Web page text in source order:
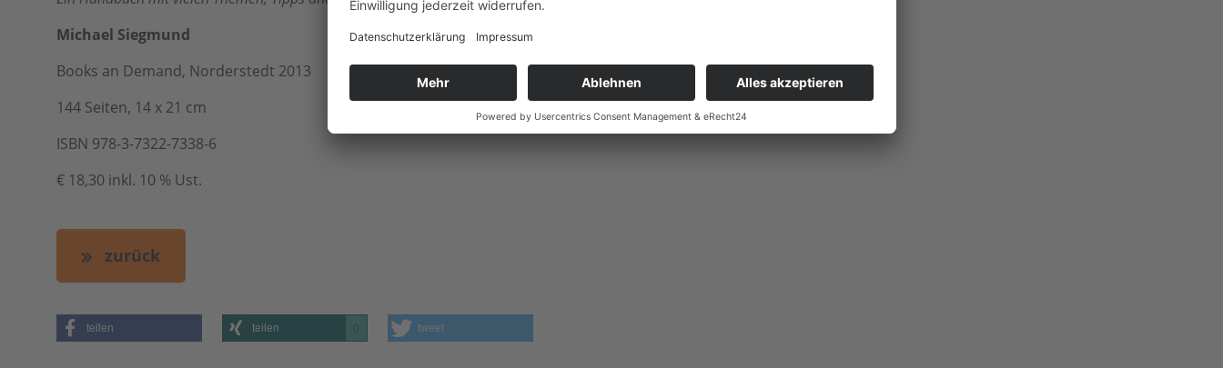
Michael Siegmund
Books an Demand, Norderstedt 2013
144 Seiten, 14 x 21 cm
ISBN 978-3-7322-7338-6
€ 18,30 inkl. 10 % Ust.
zurück
teilen teilen tweet